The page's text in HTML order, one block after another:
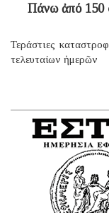
Πάνω ἀπό 150
Τεράστιες
τελευταίων ἡμερῶν